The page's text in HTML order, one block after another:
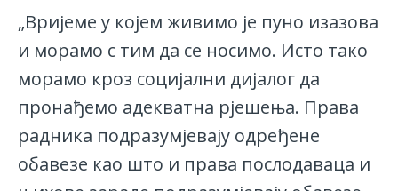
„Вријеме у којем живимо је пуно изазова
и морамо с тим да се носимо. Исто тако
морамо кроз социјални дијалог да
пронађемо адекватна рјешења. Права
радника подразумјевају одређене
обавезе као што и права послодаваца и